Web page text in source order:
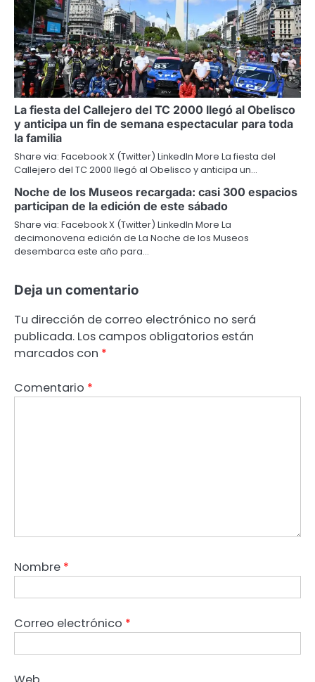
La fiesta del Callejero del TC 2000 llegó al Obelisco
y anticipa un fin de semana espectacular para toda
la familia
Share via: Facebook X (Twitter) LinkedIn More La fiesta del
Callejero del TC 2000 llegó al Obelisco y anticipa un…
Noche de los Museos recargada: casi 300 espacios
participan de la edición de este sábado
Share via: Facebook X (Twitter) LinkedIn More La
decimonovena edición de La Noche de los Museos
desembarca este año para…
Deja un comentario
Tu dirección de correo electrónico no será
publicada. Los campos obligatorios están
marcados con *
Comentario *
Nombre *
Correo electrónico *